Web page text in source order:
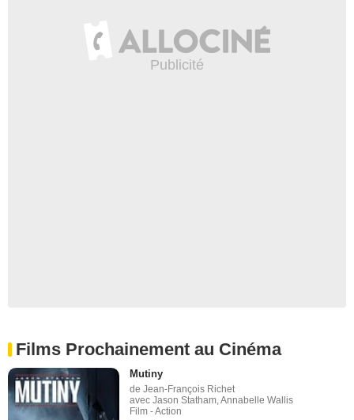
Films Prochainement au Cinéma
Mutiny
de Jean-François Richet
avec Jason Statham, Annabelle Wallis
Film - Action